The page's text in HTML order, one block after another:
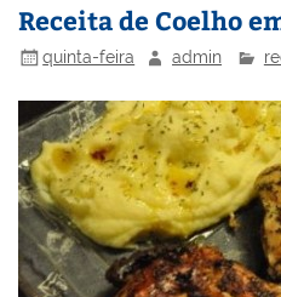
Receita de Coelho
quinta-feira admin